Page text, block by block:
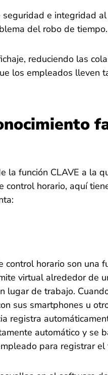
e integridad
del robo de tiempo.
reduciendo las
los empleados lleven
la función CLAVE a la
horario, aquí
control horario son una
virtual alrededor de
lugar de trabajo.
sus smartphones u
registra
automático y se
para registrar el